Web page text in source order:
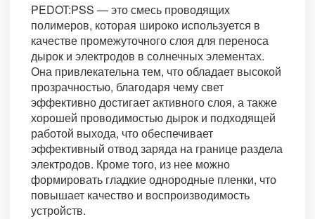
PEDOT:PSS — это смесь проводящих
полимеров, которая широко используется в
качестве промежуточного слоя для переноса
дырок и электродов в солнечных элементах.
Она привлекательна тем, что обладает высокой
прозрачностью, благодаря чему свет
эффективно достигает активного слоя, а также
хорошей проводимостью дырок и подходящей
работой выхода, что обеспечивает
эффективный отвод заряда на границе раздела
электродов. Кроме того, из нее можно
формировать гладкие однородные пленки, что
повышает качество и воспроизводимость
устройств.